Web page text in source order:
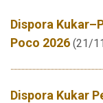
Dispora
Poco 2026 (21/
Dispora Kukar